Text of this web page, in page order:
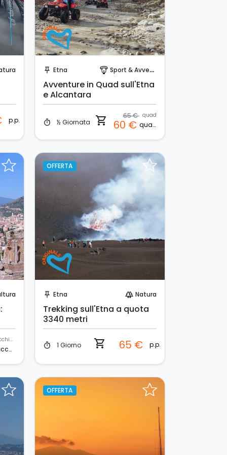
p.p.
push_pin Etna paragliding Sport & Avventura
Avventure in Quad sull'Etna
e Alcantara
timer ½ Giornata shopping_cart 65 € quad
60 € quad
macchina
macchina
OFFERTA
push_pin Etna forest Natura
Trekking sull'Etna a quota
3340 metri
timer 1 Giorno shopping_cart 65 € p.p.
OFFERTA